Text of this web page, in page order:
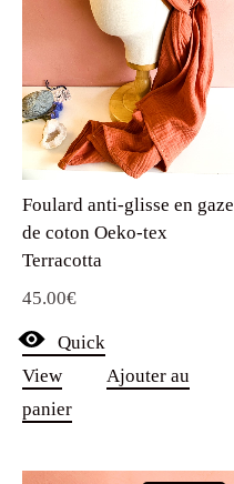
Foulard anti-glisse en gaze
de coton Oeko-tex
Terracotta
45.00€
Quick
View
Ajouter au
panier